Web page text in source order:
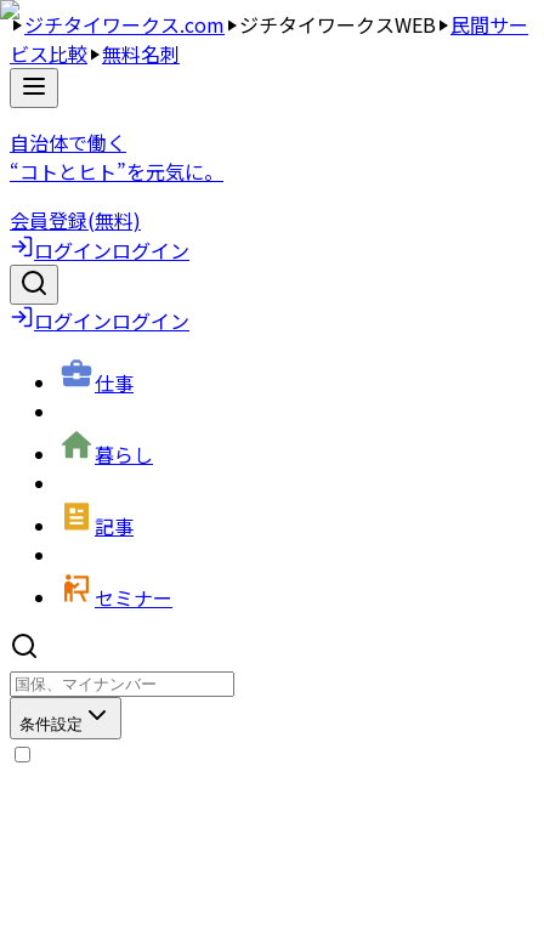
ジチタイワークス.com ジチタイワークスWEB 民間サー
ビス比較 無料名刺
自治体で働く
“コトとヒト”を元気に。
会員登録(無料)
ログインログイン
ログインログイン
仕事
暮らし
記事
セミナー
条件設定